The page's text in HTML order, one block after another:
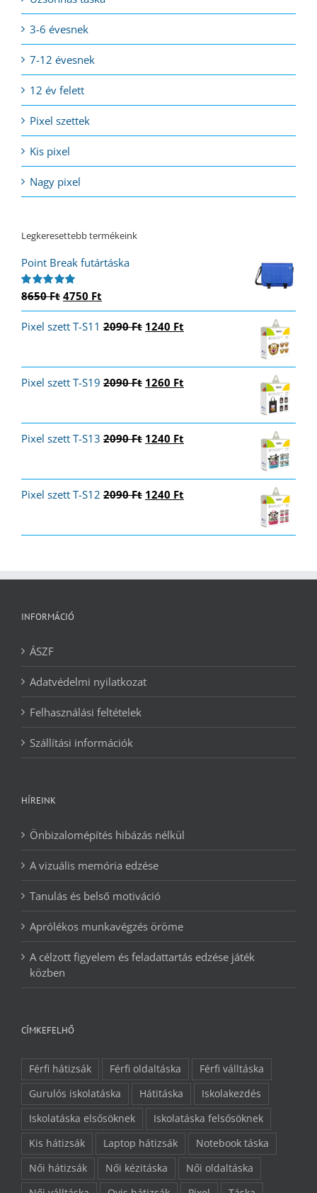
3-6 évesnek
7-12 évesnek
12 év felett
Pixel szettek
Kis pixel
Nagy pixel
Legkeresettebb termékeink
Point Break futártáska
Értékelés:
8650Ft Original
price
was:
4750 Ft
price
is:
Pixel szett T-S11 2090Ft Original
1240 Ft
Pixel szett T-S19 2090Ft Original
1260 Ft
Pixel szett T-S13 2090Ft Original
1240 Ft
Pixel szett T-S12 2090Ft Original
1240 Ft
INFORMÁCIÓ
ÁSZF
Adatvédelmi nyilatkozat
Felhasználási feltételek
Szállítási információk
HÍREINK
Önbizalomépítés hibázás nélkül
A vizuális memória edzése
Tanulás és belső motiváció
Aprólékos munkavégzés öröme
A célzott figyelem és feladattartás edzése játék
közben
CÍMKEFELHŐ
Férfi hátizsák Férfi oldaltáska
Férfi válltáska
Gurulós iskolatáska
Hátitáska
Iskolakezdés
Iskolatáska elsősöknek
Iskolatáska felsősöknek
Kis hátizsák
Laptop hátizsák
Notebook táska
Női hátizsák
Női kézitáska
Női oldaltáska